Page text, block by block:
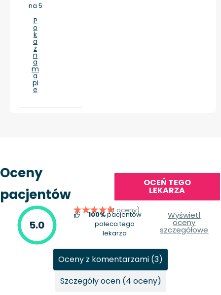
na 5
P
o
k
a
ż
n
a
m
a
pi
e
Oceny
pacjentów
OCEŃ TEGO
LEKARZA
5.0
(4 oceny)
100%pacjentów
poleca tego
lekarza
Wyświetl
oceny
szczegółowe
Oceny z komentarzami (3)
Szczegóły ocen (4 oceny)